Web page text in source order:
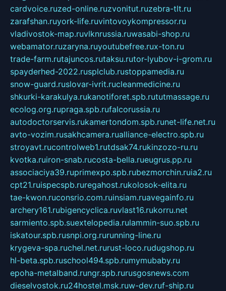
cardvoice.ruzed-online.ruzvonitut.ruzebra-tlt.ru
zarafshan.ruyork-life.ruvintovoykompressor.ru
vladivostok-map.ruvlknrussia.ruwasabi-shop.ru
webamator.ruzaryna.ruyoutubefree.rux-ton.ru
trade-farm.rutajuncos.rutaksu.rutor-lyubov-i-grom.ru
spayderhed-2022.rusplclub.rustoppamedia.ru
snow-guard.ruslovar-ivrit.rucleanmedicine.ru
shkurki-karakulya.rukanotiforet.spb.rututmassage.ru
ecolog.org.rupraga.spb.rufalcorussia.ru
autodoctorservis.rukamertondom.spb.runet-life.net.ru
avto-vozim.rusakhcamera.rualliance-electro.spb.ru
stroyavt.rucontrolweb1.rutdsak74.rukinzozo-ru.ru
kvotka.ruiron-snab.rucosta-bella.rueugrus.pp.ru
associaciya39.ruprimexpo.spb.rubezmorchin.ruia2.ru
cpt21.ruispecspb.ruregahost.rukolosok-elita.ru
tae-kwon.ruconsrio.com.ruinsiam.ruavegainfo.ru
archery161.rubigencyclica.ruvlast16.rukorru.net
sarmiento.spb.suextelopedia.rulammin-suo.spb.ru
iskatour.spb.rusnpi.org.rurunning-line.ru
krygeva-spa.ruchel.net.rurust-loco.rudugshop.ru
hl-beta.spb.ruschool494.spb.rumymubaby.ru
epoha-metalband.rungr.spb.rurusgosnews.com
dieselvostok.ru24hostel.msk.ruw-dev.ruf-ship.ru